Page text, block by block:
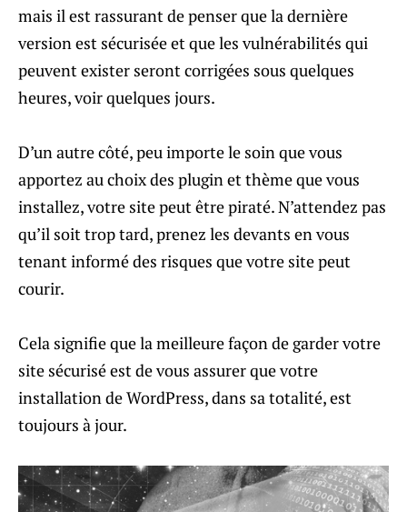
mais il est rassurant de penser que la dernière
version est sécurisée et que les vulnérabilités qui
peuvent exister seront corrigées sous quelques
heures, voir quelques jours.
D’un autre côté, peu importe le soin que vous
apportez au choix des plugin et thème que vous
installez, votre site peut être piraté. N’attendez pas
qu’il soit trop tard, prenez les devants en vous
tenant informé des risques que votre site peut
courir.
Cela signifie que la meilleure façon de garder votre
site sécurisé est de vous assurer que votre
installation de WordPress, dans sa totalité, est
toujours à jour.